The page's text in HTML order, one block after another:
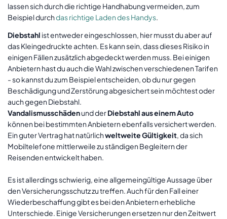
lassen sich durch die richtige Handhabung vermeiden, zum
Beispiel durchdas richtige Laden des Handys
Diebstahl ist entweder eingeschlossen, hier musst du aber auf
das Kleingedruckte achten. Es kann sein, dass dieses Risiko in
einigen Fällen zusätzlich abgedeckt werden muss. Bei einigen
Anbietern hast du auch die Wahl zwischen verschiedenen Tarifen
- so kannst du zum Beispiel entscheiden, ob du nur gegen
Beschädigung und Zerstörung abgesichert sein möchtest oder
auch gegen Diebstahl.
Vandalismusschädenund derDiebstahl aus einem Auto
können bei bestimmten Anbietern ebenfalls versichert werden.
Ein guter Vertrag hat natürlichweltweite Gültigkeit, da sich
Mobiltelefone mittlerweile zu ständigen Begleitern der
Reisenden entwickelt haben.
Es ist allerdings schwierig, eine allgemeingültige Aussage über
den Versicherungsschutz zu treffen. Auch für den Fall einer
Wiederbeschaffung gibt es bei den Anbietern erhebliche
Unterschiede. Einige Versicherungen ersetzen nur den Zeitwert